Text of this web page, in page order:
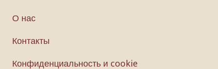
О нас
Контакты
Конфиденциальность и cookie